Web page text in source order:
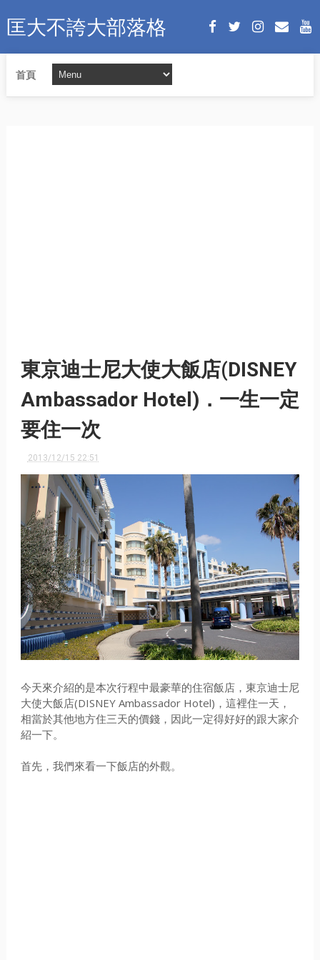
匡大不誇大部落格
首頁
東京迪士尼大使大飯店(DISNEY
Ambassador Hotel)．一生一定
要住一次
2013/12/15 22:51
今天來介紹的是本次行程中最豪華的住宿飯店，東京迪士尼
大使大飯店(DISNEY Ambassador Hotel)，這裡住一天，
相當於其他地方住三天的價錢，因此一定得好好的跟大家介
紹一下。
首先，我們來看一下飯店的外觀。